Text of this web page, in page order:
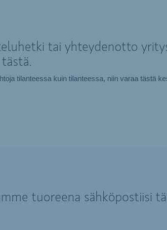
tai yhteydenotto
tilanteessa kuin tilanteessa, niin varaa tästä
tuoreena sähköpostiisi